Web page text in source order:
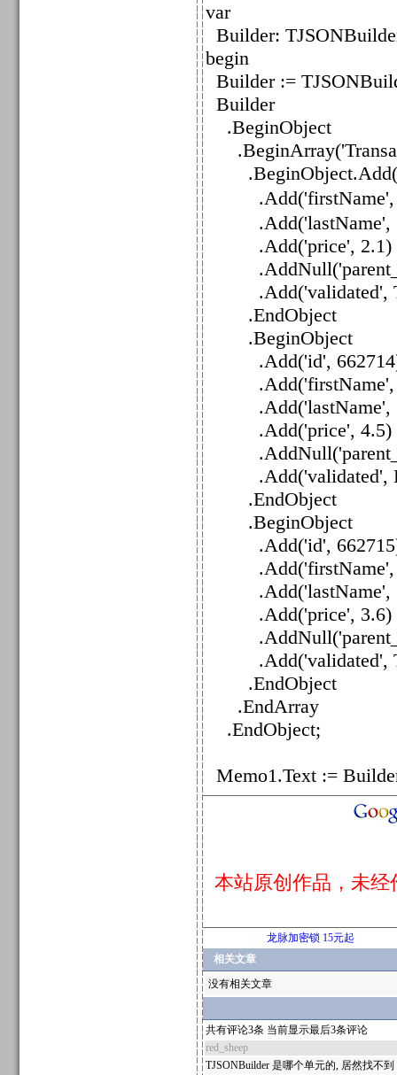
var
Builder:
begin
Builder :=
Builder
.BeginObject
.Add('firstName',
.Add('lastName',
.Add('price', 2.1)
.Add('validated',
.EndObject
.BeginObject
.Add('id',
.Add('firstName',
.Add('lastName',
.Add('price', 4.5)
.Add('validated',
.EndObject
.BeginObject
.Add('id',
.Add('firstName',
.Add('lastName',
.Add('price', 3.6)
.Add('validated',
.EndObject
.EndArray
.EndObject;
Memo1.Text :=
本站原创作品，未
龙脉加密锁 15元起
相关文章
没有相关文章
共有评论3条 当前显示最后3条评论
red_sheep
TJSONBuilder 是哪个单元的, 居然找不到